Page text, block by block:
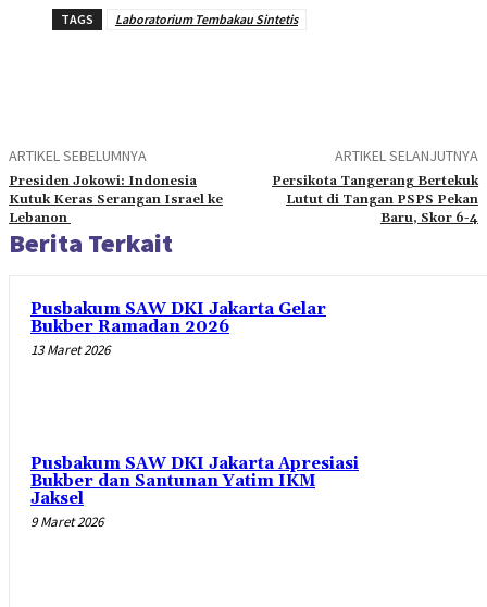
TAGS Laboratorium Tembakau Sintetis
ARTIKEL SEBELUMNYA
Presiden Jokowi: Indonesia
Kutuk Keras Serangan Israel ke
Lebanon
ARTIKEL SELANJUTNYA
Persikota Tangerang Bertekuk
Lutut di Tangan PSPS Pekan
Baru, Skor 6-4
Berita Terkait
Pusbakum SAW DKI Jakarta Gelar
Bukber Ramadan 2026
13 Maret 2026
Pusbakum SAW DKI Jakarta Apresiasi
Bukber dan Santunan Yatim IKM
Jaksel
9 Maret 2026